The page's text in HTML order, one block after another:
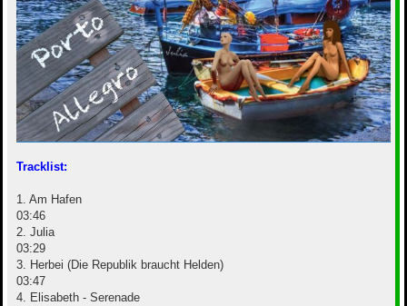
Tracklist:
1. Am Hafen
03:46
2. Julia
03:29
3. Herbei (Die Republik braucht Helden)
03:47
4. Elisabeth - Serenade